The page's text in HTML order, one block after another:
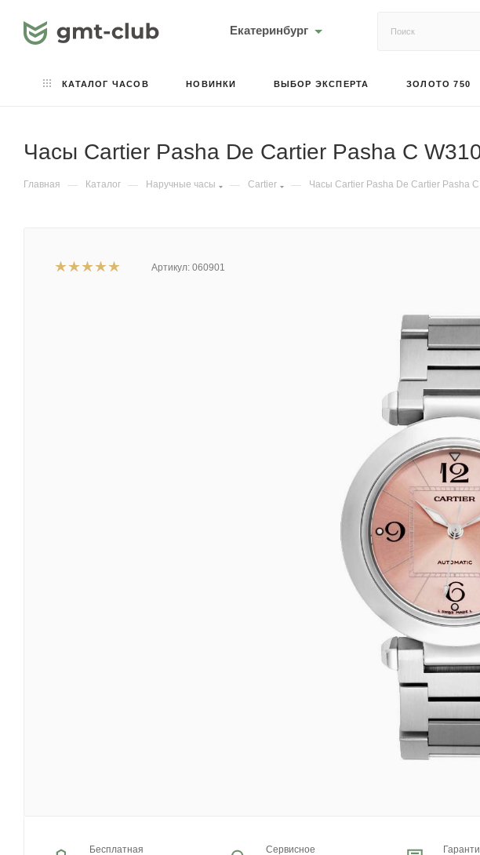
Екатеринбург
КАТАЛОГ ЧАСОВ НОВИНКИ ВЫБОР ЭКСПЕРТА ЗОЛОТО 750
Часы Cartier Pasha De Cartier Pasha С
Главная — Каталог — Наручные часы — Cartier — Часы Cartier Pasha De Cartier Pasha
Артикул: 060901
Бесплатная
Сервисное